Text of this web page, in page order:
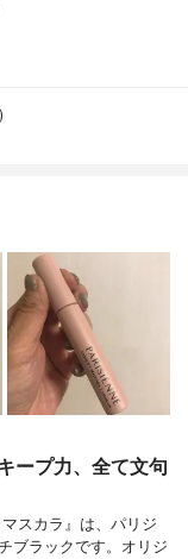
ープ力、全て文句
スカラ』は、パリジ
ブラックです。オリジ